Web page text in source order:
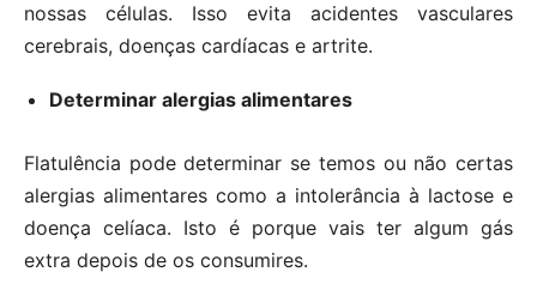
nossas células. Isso evita acidentes vasculares
cerebrais, doenças cardíacas e artrite.
Determinar alergias alimentares
Flatulência pode determinar se temos ou não certas
alergias alimentares como a intolerância à lactose e
doença celíaca. Isto é porque vais ter algum gás
extra depois de os consumires.